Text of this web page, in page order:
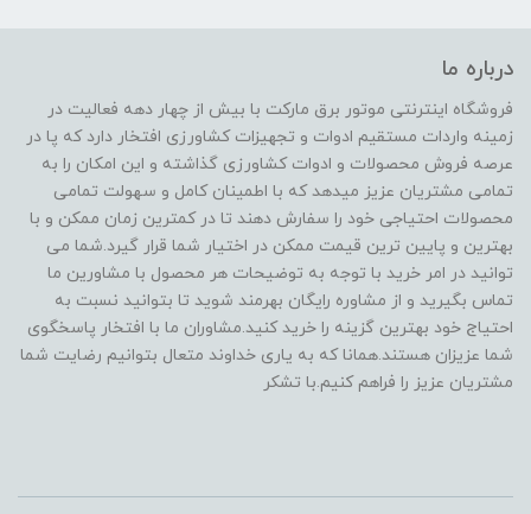
درباره ما
فروشگاه اینترنتی موتور برق مارکت با بیش از چهار دهه فعالیت در
زمینه واردات مستقیم ادوات و تجهیزات کشاورزی افتخار دارد که پا در
عرصه فروش محصولات و ادوات کشاورزی گذاشته و این امکان را به
تمامی مشتریان عزیز میدهد که با اطمینان کامل و سهولت تمامی
محصولات احتیاجی خود را سفارش دهند تا در کمترین زمان ممکن و با
بهترین و پایین ترین قیمت ممکن در اختیار شما قرار گیرد.شما می
توانید در امر خرید با توجه به توضیحات هر محصول با مشاورین ما
تماس بگیرید و از مشاوره رایگان بهرمند شوید تا بتوانید نسبت به
احتیاج خود بهترین گزینه را خرید کنید.مشاوران ما با افتخار پاسخگوی
شما عزیزان هستند.همانا که به یاری خداوند متعال بتوانیم رضایت شما
مشتریان عزیز را فراهم کنیم.با تشکر